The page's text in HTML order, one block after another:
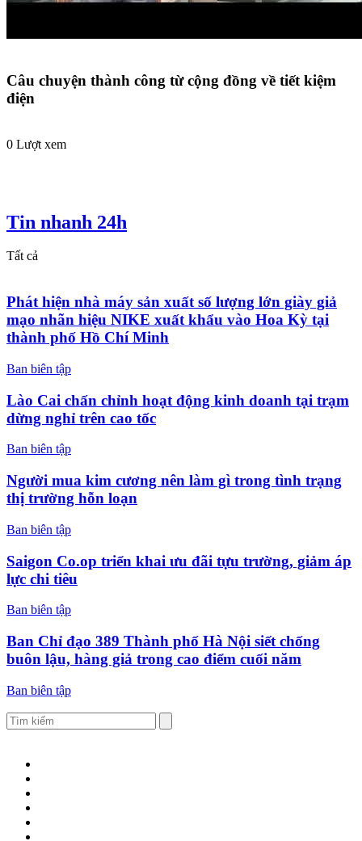
Câu chuyện thành công từ cộng đồng về tiết kiệm
điện
0 Lượt xem
Tin nhanh 24h
Tất cả
Phát hiện nhà máy sản xuất số lượng lớn giày giả
mạo nhãn hiệu NIKE xuất khẩu vào Hoa Kỳ tại
thành phố Hồ Chí Minh
Ban biên tập
Lào Cai chấn chỉnh hoạt động kinh doanh tại trạm
dừng nghỉ trên cao tốc
Ban biên tập
Người mua kim cương nên làm gì trong tình trạng
thị trường hỗn loạn
Ban biên tập
Saigon Co.op triển khai ưu đãi tựu trường, giảm áp
lực chi tiêu
Ban biên tập
Ban Chỉ đạo 389 Thành phố Hà Nội siết chống
buôn lậu, hàng giả trong cao điểm cuối năm
Ban biên tập